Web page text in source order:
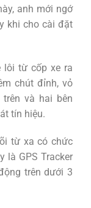
anh mới ngớ
khi cho cài đặt
lôi từ cốp xe ra
chút đỉnh, vỏ
và hai bên
tín hiệu.
từ xa có chức
là GPS Tracker
trên dưới 3